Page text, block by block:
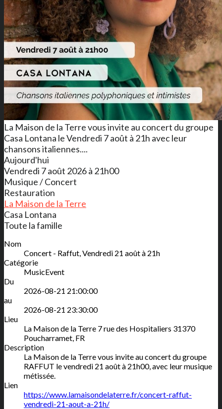
La Maison de la Terre vous invite au concert du groupe
Casa Lontana le Vendredi 7 août à 21h avec leur
chansons italiennes....
Aujourd'hui
Vendredi 7 août 2026 à 21h00
Musique / Concert
Restauration
La Maison de la Terre
Casa Lontana
Toute la famille
Nom
Concert - Raffut, Vendredi 21 août à 21h
Catégorie
MusicEvent
Du
2026-08-21 21:00:00
au
2026-08-21 23:30:00
Lieu
La Maison de la Terre 7 rue des Hospitaliers 31370
Poucharramet FR
Description
La Maison de la Terre vous invite au concert du groupe
RAFFUT le vendredi 21 août à 21h00, avec leur musique
métissée.
Lien
https://www.lamaisondelaterre.fr/concert-raffut-
vendredi-21-aout-a-21h/